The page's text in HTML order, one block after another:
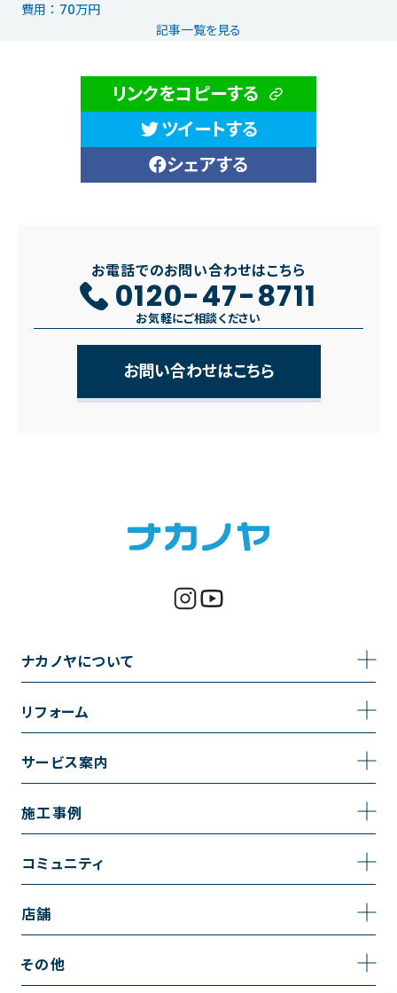
費用 ： 70万円
記事一覧を見る
リンクをコピーする
ツイートする
シェアする
お電話でのお問い合わせはこちら
0120-47-8711
お気軽にご相談ください
お問い合わせはこちら
ナカノヤについて
事業内容
採用情報
リフォーム
トイレのリフォーム
キッチンのリフォーム
リノベーション
内装のリフォーム
サービス案内
サービスの流れ
施工事例
施工事例一覧
お風呂の施工事例
コミュニティ
コミュニティ
お知らせ
店舗
越谷店
その他